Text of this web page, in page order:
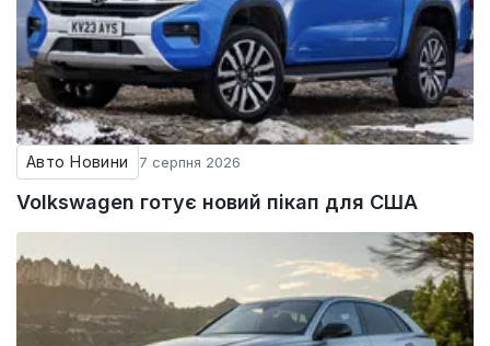
Авто Новини 7 серпня 2026
Volkswagen готує новий пікап для США